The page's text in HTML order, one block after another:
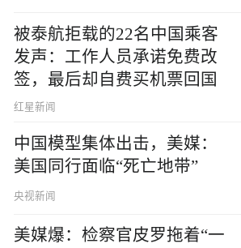
被泰航拒载的22名中国乘客
发声：工作人员承诺免费改
签，最后却自费买机票回国
红星新闻
中国模型集体出击，美媒：
美国同行面临“死亡地带”
央视新闻
美媒爆：检察官皮罗拖着“一